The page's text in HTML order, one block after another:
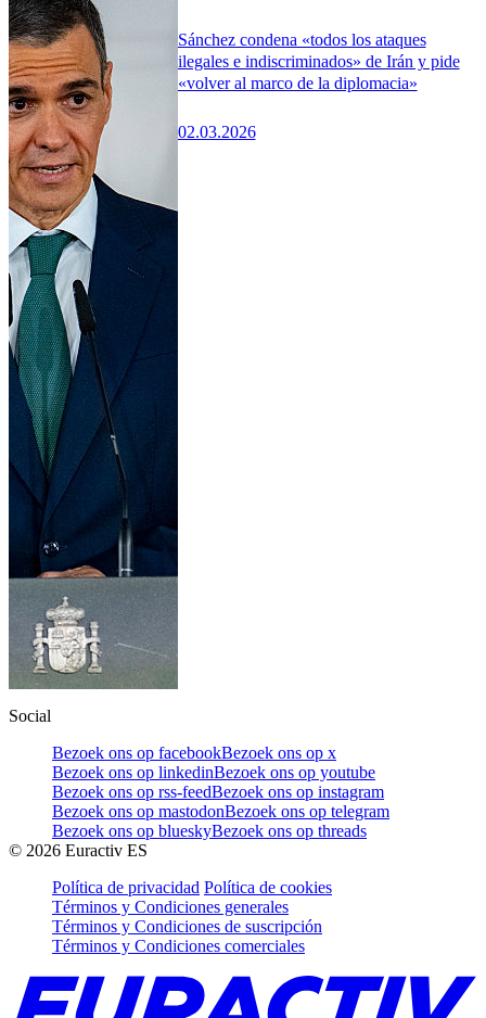
Sánchez condena «todos los ataques
ilegales e indiscriminados» de Irán y pide
«volver al marco de la diplomacia»
02.03.2026
Social
Bezoek ons op facebookBezoek ons op x
Bezoek ons op linkedinBezoek ons op youtube
Bezoek ons op rss-feedBezoek ons op instagram
Bezoek ons op mastodonBezoek ons op telegram
Bezoek ons op blueskyBezoek ons op threads
© 2026 Euractiv ES
Política de privacidad Política de cookies
Términos y Condiciones generales
Términos y Condiciones de suscripción
Términos y Condiciones comerciales